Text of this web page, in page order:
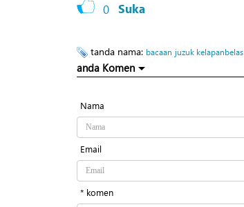
0 Suka
tanda nama: bacaan juzuk kelapanbelas
anda Komen
Nama
Email
* komen